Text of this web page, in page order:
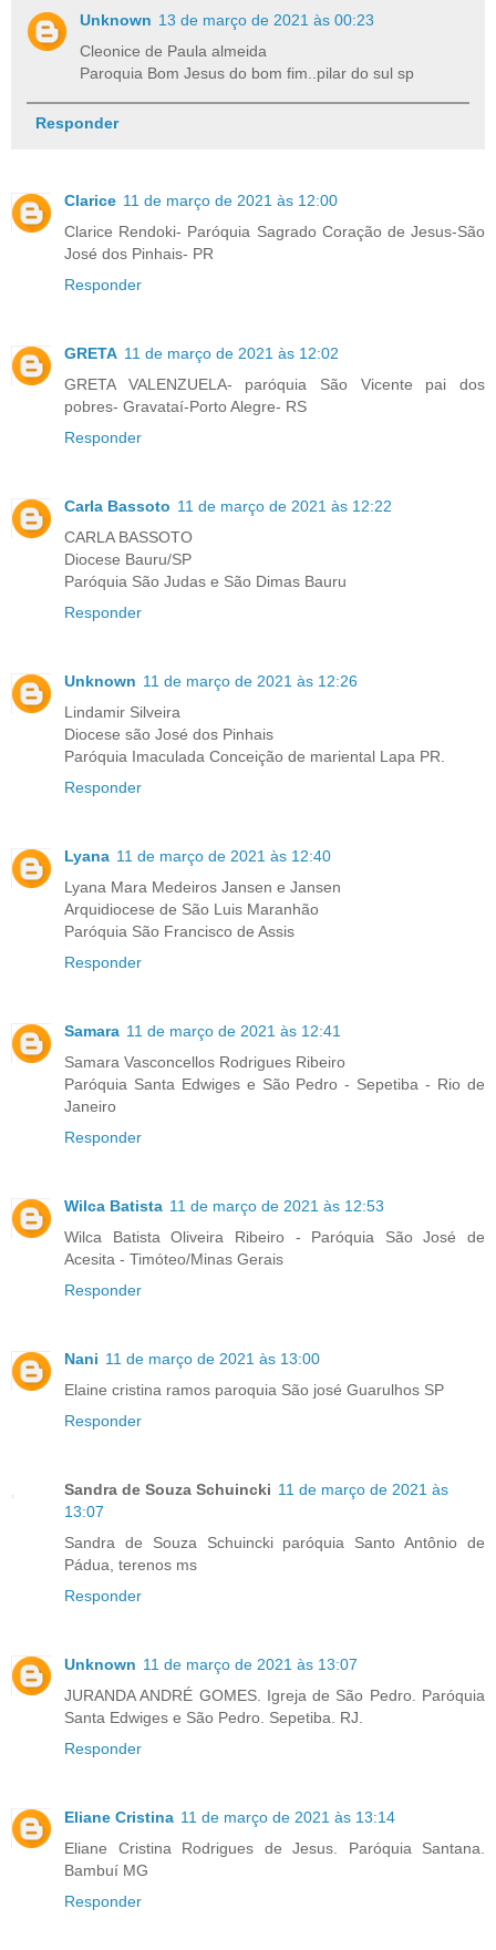
Unknown 13 de março de 2021 às 00:23
Cleonice de Paula almeida
Paroquia Bom Jesus do bom fim..pilar do sul sp
Responder
Clarice 11 de março de 2021 às 12:00
Clarice Rendoki- Paróquia Sagrado Coração de Jesus-São
José dos Pinhais- PR
Responder
GRETA 11 de março de 2021 às 12:02
GRETA VALENZUELA- paróquia São Vicente pai dos
pobres- Gravataí-Porto Alegre- RS
Responder
Carla Bassoto 11 de março de 2021 às 12:22
CARLA BASSOTO
Diocese Bauru/SP
Paróquia São Judas e São Dimas Bauru
Responder
Unknown 11 de março de 2021 às 12:26
Lindamir Silveira
Diocese são José dos Pinhais
Paróquia Imaculada Conceição de mariental Lapa PR.
Responder
Lyana 11 de março de 2021 às 12:40
Lyana Mara Medeiros Jansen e Jansen
Arquidiocese de São Luis Maranhão
Paróquia São Francisco de Assis
Responder
Samara 11 de março de 2021 às 12:41
Samara Vasconcellos Rodrigues Ribeiro
Paróquia Santa Edwiges e São Pedro - Sepetiba - Rio de
Janeiro
Responder
Wilca Batista 11 de março de 2021 às 12:53
Wilca Batista Oliveira Ribeiro - Paróquia São José de
Acesita - Timóteo/Minas Gerais
Responder
Nani 11 de março de 2021 às 13:00
Elaine cristina ramos paroquia São josé Guarulhos SP
Responder
Sandra de Souza Schuincki 11 de março de 2021 às
13:07
Sandra de Souza Schuincki paróquia Santo Antônio de
Pádua, terenos ms
Responder
Unknown 11 de março de 2021 às 13:07
JURANDA ANDRÉ GOMES. Igreja de São Pedro. Paróquia
Santa Edwiges e São Pedro. Sepetiba. RJ.
Responder
Eliane Cristina 11 de março de 2021 às 13:14
Eliane Cristina Rodrigues de Jesus. Paróquia Santana.
Bambuí MG
Responder